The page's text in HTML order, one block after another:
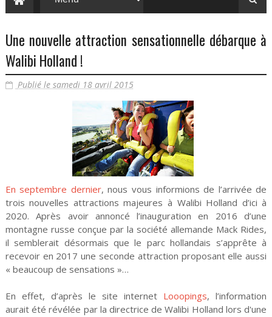
Une nouvelle attraction sensationnelle débarque à
Walibi Holland !
Publié le samedi 18 avril 2015
En septembre dernier, nous vous informions de l’arrivée de
trois nouvelles attractions majeures à Walibi Holland d’ici à
2020. Après avoir annoncé l’inauguration en 2016 d’une
montagne russe conçue par la société allemande Mack Rides,
il semblerait désormais que le parc hollandais s’apprête à
recevoir en 2017 une seconde attraction proposant elle aussi
« beaucoup de sensations »…
En effet, d’après le site internet Looopings, l’information
aurait été révélée par la directrice de Walibi Holland lors d'une